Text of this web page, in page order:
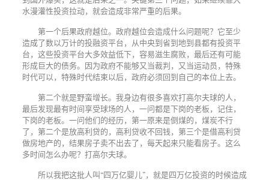
水漫灌性投资拉动，就会造成非常严重的后果。
第一个后果政府越位。政府越位会造成什么问题呢？它至少
造成了数以万计的投融资平台，从中央到省到地到县都有投资平
台，这些投资平台大多效益低下，容易滋生腐败，最后还有可能
形成巨大的债务。因为政府不能够又当裁判，又当运动员，特殊
时代可以，特殊时代结束以后，政府必须回到自己的本位上去。
第二个就是野蛮增长。我身边有很多喜欢打高尔夫球的人，
最后发现最有时间享受球场的人，一问都是下岗的老板，记住，
下岗的老板。一问他们的经历，第一原来是倒煤的，煤炭不行
了，第二个是放高利贷的，高利贷收不回钱，第三个是借高利贷
做房地产的，结果房子卖不出去了，每天起来只能看房子。这么
多时间怎么办呢？打高尔夫球。
所以我把这批人叫“四万亿婴儿”，就是四万亿投资的时候造成